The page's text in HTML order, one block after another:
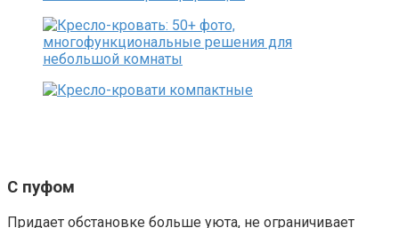
С пуфом
Придает обстановке больше уюта, не ограничивает